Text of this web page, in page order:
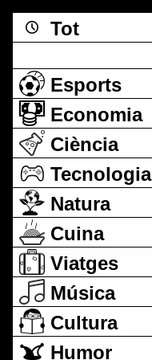
Tot
Esports
Economia
Ciència
Tecnologia
Natura
Cuina
Viatges
Música
Cultura
Humor